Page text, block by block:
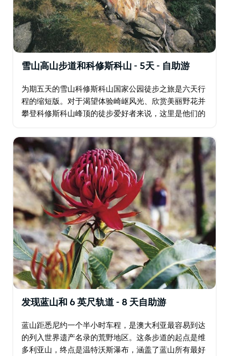
雪山高山步道和科修斯科山 - 5天 - 自助游
为期五天的雪山科修斯科山国家公园徒步之旅是六天行
程的缩短版。对于渴望体验崎岖风光、欣赏美丽野花并
攀登科修斯科山峰顶的徒步爱好者来说，这里是他们的
山口，到达斯雷德博，沿途可欣赏壮丽景色。…
发现蓝山和 6 英尺轨道 - 8 天自助游
蓝山距悉尼约一个半小时车程，是澳大利亚最容易到达
的列入世界遗产名录的荒野地区。这条步道的起点是维
多利亚山，终点是温特沃斯瀑布，涵盖了蓝山所有最好